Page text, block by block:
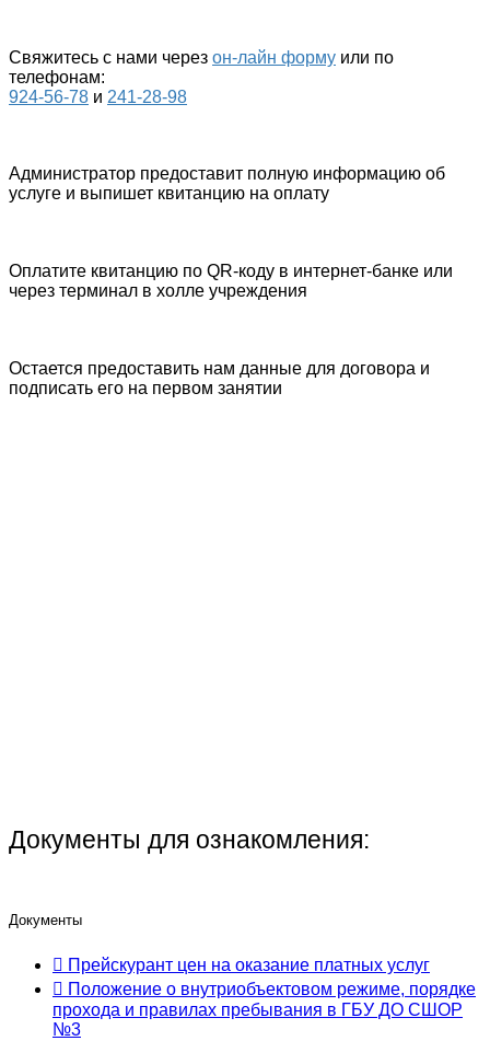
Свяжитесь с нами через он-лайн форму или по
телефонам:
924-56-78 и 241-28-98
Администратор предоставит полную информацию об
услуге и выпишет квитанцию на оплату
Оплатите квитанцию по QR-коду в интернет-банке или
через терминал в холле учреждения
Остается предоставить нам данные для договора и
подписать его на первом занятии
Документы для ознакомления:
Документы
Прейскурант цен на оказание платных услуг
Положение о внутриобъектовом режиме, порядке
прохода и правилах пребывания в ГБУ ДО СШОР
№3